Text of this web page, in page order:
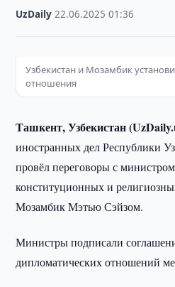
UzDaily ·22.06.2025 ·01:36
Узбекистан и Мозамбик
отношения
Ташкент, Узбекистан
иностранных дел Республики
провёл переговоры с
конституционных и
Мозамбик Мэтью Сэйзом.
Министры подписали
дипломатических отношений